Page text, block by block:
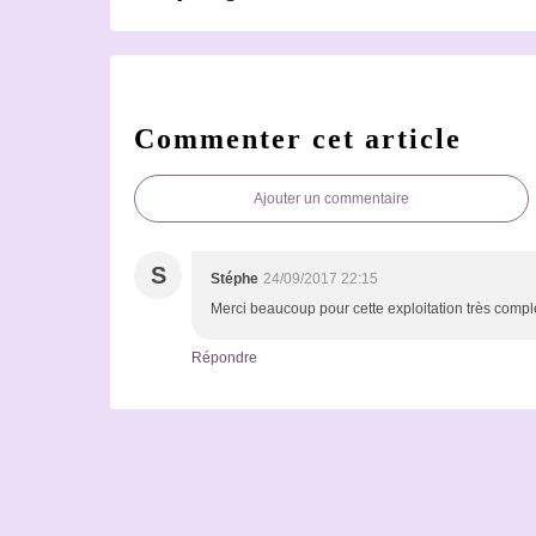
Commenter cet article
Ajouter un commentaire
S Stéphe 24/09/2017 22:15
Merci beaucoup pour cette exploitation très
Répondre